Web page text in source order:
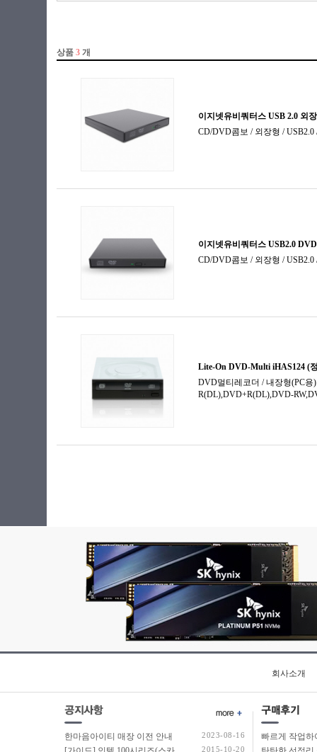
ODD 케이스
공미디어 (기타)
공미디어 (블루레이)
미디어 보관함
블루레이콤보
회사소개
한마음아이티 매장 이전 안내 2023-08-16
2015-10-20